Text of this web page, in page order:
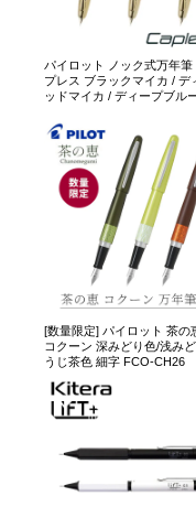
パイロット ノック式万年筆
プレス ブラックマイカ / デ
ッドマイカ / ディープブル
[数量限定] パイロット 茶の
コクーン 深みどり色/浅み
うじ茶色 細字 FCO-CH26